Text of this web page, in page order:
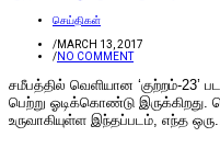
செய்திகள்
/MARCH 13, 2017
/NO COMMENT
சமீபத்தில் வெளியான ‘குற்றம்-23’
பெற்று ஓடிக்கொண்டு இருக்கிறது.
உருவாகியுள்ள இந்தப்படம், எந்த